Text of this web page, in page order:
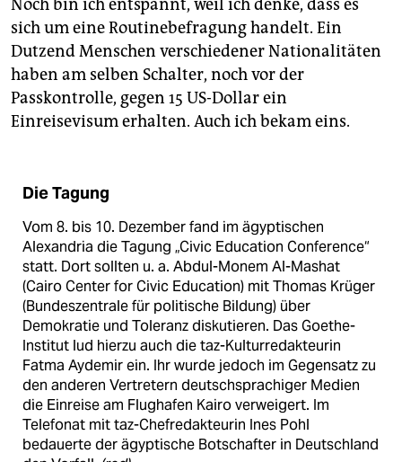
Noch bin ich entspannt, weil ich denke, dass es
sich um eine Routinebefragung handelt. Ein
Dutzend Menschen verschiedener Nationalitäten
haben am selben Schalter, noch vor der
Passkontrolle, gegen 15 US-Dollar ein
Einreisevisum erhalten. Auch ich bekam eins.
Die Tagung
Vom 8. bis 10. Dezember fand im ägyptischen
Alexandria die Tagung „Civic Education Conference“
statt. Dort sollten u. a. Abdul-Monem Al-Mashat
(Cairo Center for Civic Education) mit Thomas Krüger
(Bundeszentrale für politische Bildung) über
Demokratie und Toleranz diskutieren. Das Goethe-
Institut lud hierzu auch die taz-Kulturredakteurin
Fatma Aydemir ein. Ihr wurde jedoch im Gegensatz zu
den anderen Vertretern deutschsprachiger Medien
die Einreise am Flughafen Kairo verweigert. Im
Telefonat mit taz-Chefredakteurin Ines Pohl
bedauerte der ägyptische Botschafter in Deutschland